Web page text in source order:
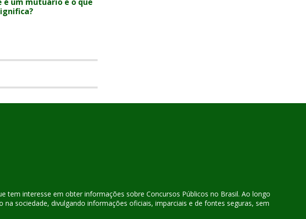
tem interesse em obter informações sobre Concursos Públicos no Brasil. Ao longo
sociedade, divulgando informações oficiais, imparciais e de fontes seguras, sem